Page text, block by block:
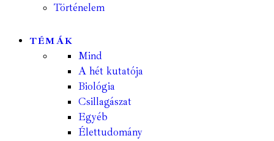
Történelem
TÉMÁK
Mind
A hét kutatója
Biológia
Csillagászat
Egyéb
Élettudomány